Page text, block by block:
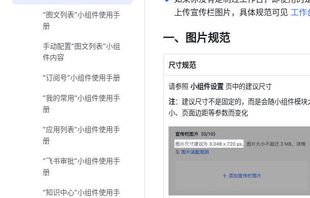
“图文列表”小组件使用手
册
手动配置“图文列表”小组
件内容
“订阅号”小组件使用手册
“我的常用”小组件使用手
册
“应用列表”小组件使用手
册
“飞书审批”小组件使用手
册
“知识中心”小组件使用手
上传宣传栏图片，具体规范可见 工作
一、图片规范
尺寸规范
请参照 小组件设置 页中的建议尺寸
注：建议尺寸不是固定的，而是会随小组件模块
小、页面边距等参数而变化